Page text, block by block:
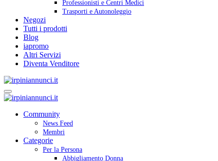
Professionisti e Centri Medici
Trasporti e Autonoleggio
Negozi
Tutti i prodotti
Blog
iapromo
Altri Servizi
Diventa Venditore
Community
News Feed
Membri
Categorie
Per la Persona
Abbigliamento Donna